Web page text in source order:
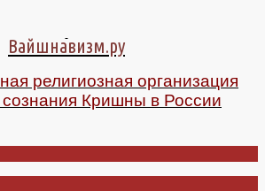
Вайшнавизм.ру
религиозная организация
Кришны в России